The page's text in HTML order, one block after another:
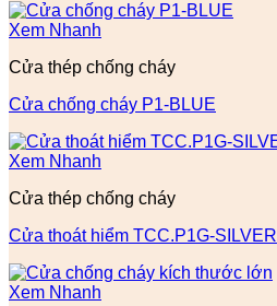
Xem Nhanh
Cửa thép chống cháy
Cửa chống cháy P1-BLUE
Xem Nhanh
Cửa thép chống cháy
Cửa thoát hiểm TCC.P1G-SILVER
Xem Nhanh